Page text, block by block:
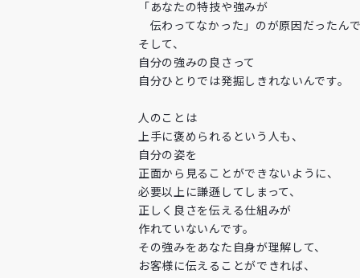
「あなたの特技や強みが
伝わってなかった」のが原因だったん
そして、
自分の強みの良さって
自分ひとりでは発掘しきれないんです。
人のことは
上手に褒められるという人も、
自分の姿を
正面から見ることができないように、
必要以上に謙遜してしまって、
正しく良さを伝える仕組みが
作れていないんです。
その強みをあなた自身が理解して、
お客様に伝えることができれば、